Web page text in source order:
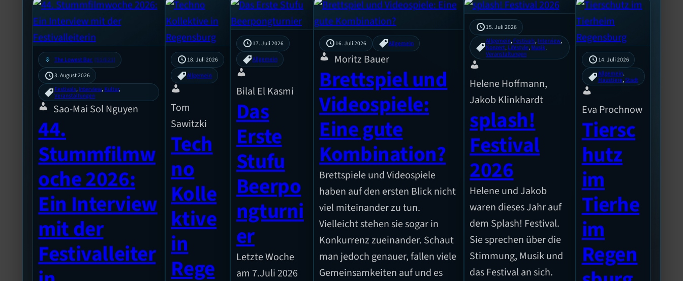
mic The Lowest Bar [S1/E21]
3. August 2026
Festivals, Interview, Kultur
Veranstaltungen
Sao-Mai Sol Nguyen
44.
Stummfilmw
oche 2026:
Ein Interview
mit der
Festivalleiter
18. Juli 2026
Allgemein
Tom
Sawitzki
Tech
no
Kolle
ktive
in
Rege
17. Juli 2026
Allgemein
Bilal El Kasmi
Das
Erste
Stufu
Beerpo
ngturni
er
Letzte Woche
am 7.Juli 2026
16. Juli 2026 Allgemein
Moritz Bauer
Brettspiel und
Videospiele:
Eine gute
Kombination?
Brettspiele und Videospiele
haben auf den ersten Blick nicht
viel miteinander zu tun.
Vielleicht stehen sie sogar in
Konkurrenz zueinander. Schaut
man jedoch genauer, fallen viele
Gemeinsamkeiten auf und es
15. Juli 2026
Allgemein, Festivals, Interview
Konzert, Lifestyle, Musik
Veranstaltungen
Helene Hoffmann,
Jakob Klinkhardt
splash!
Festival
2026
Helene und Jakob
waren dieses Jahr auf
dem Splash! Festival.
Sie sprechen über die
Stimmung, Musik und
das Festival an sich.
14. Juli 2026
Allgemein,
Haustiere, Stadt
Eva Prochnow
Tiersc
hutz
im
Tierhe
im
Regen